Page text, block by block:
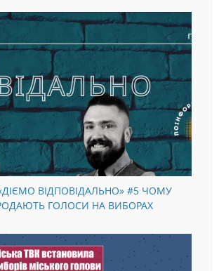
ВІДПОВІДАЛЬНО» #5 ЧОМУ
ГОЛОСИ НА ВИБОРАХ